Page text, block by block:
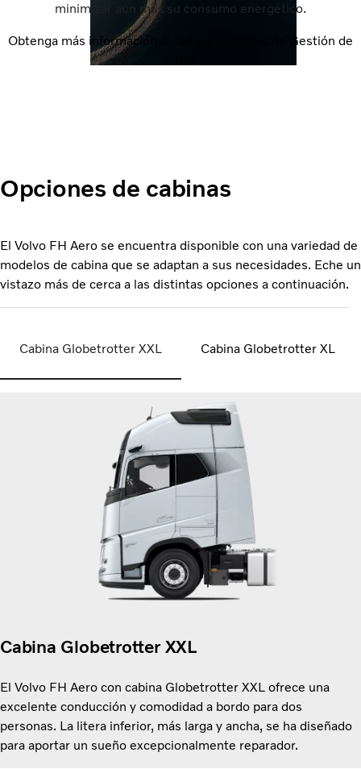
minimizar aún más su consumo energético.
Obtenga más información sobre los servicios de Gestión de
Opciones de cabinas
El Volvo FH Aero se encuentra disponible con una variedad de
modelos de cabina que se adaptan a sus necesidades. Eche un
vistazo más de cerca a las distintas opciones a continuación.
Cabina Globetrotter XXL Cabina Globetrotter XL
Cabina Globetrotter XXL
El Volvo FH Aero con cabina Globetrotter XXL ofrece una
excelente conducción y comodidad a bordo para dos
personas. La litera inferior, más larga y ancha, se ha diseñado
para aportar un sueño excepcionalmente reparador.